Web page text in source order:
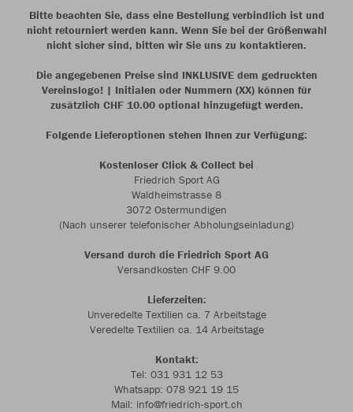
Bitte beachten Sie, dass eine Bestellung verbindlich ist und
nicht retourniert werden kann. Wenn Sie bei der Größenwahl
nicht sicher sind, bitten wir Sie uns zu kontaktieren.
Die angegebenen Preise sind INKLUSIVE dem gedruckten
Vereinslogo! | Initialen oder Nummern (XX) können für
zusätzlich CHF 10.00 optional hinzugefügt werden.
Folgende Lieferoptionen stehen Ihnen zur Verfügung:
Kostenloser Click & Collect bei
Friedrich Sport AG
Waldheimstrasse 8
3072 Ostermundigen
(Nach unserer telefonischer Abholungseinladung)
Versand durch die Friedrich Sport AG
Versandkosten CHF 9.00
Lieferzeiten:
Unveredelte Textilien ca. 7 Arbeitstage
Veredelte Textilien ca. 14 Arbeitstage
Kontakt:
Tel: 031 931 12 53
Whatsapp: 078 921 19 15
Mail: info@friedrich-sport.ch